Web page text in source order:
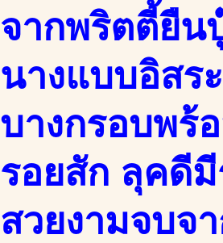
จากพริตตี้ยืน
นางแบบอิสร
บางกรอบพร้
รอยสัก ลุคดี
สวยงามจบจ